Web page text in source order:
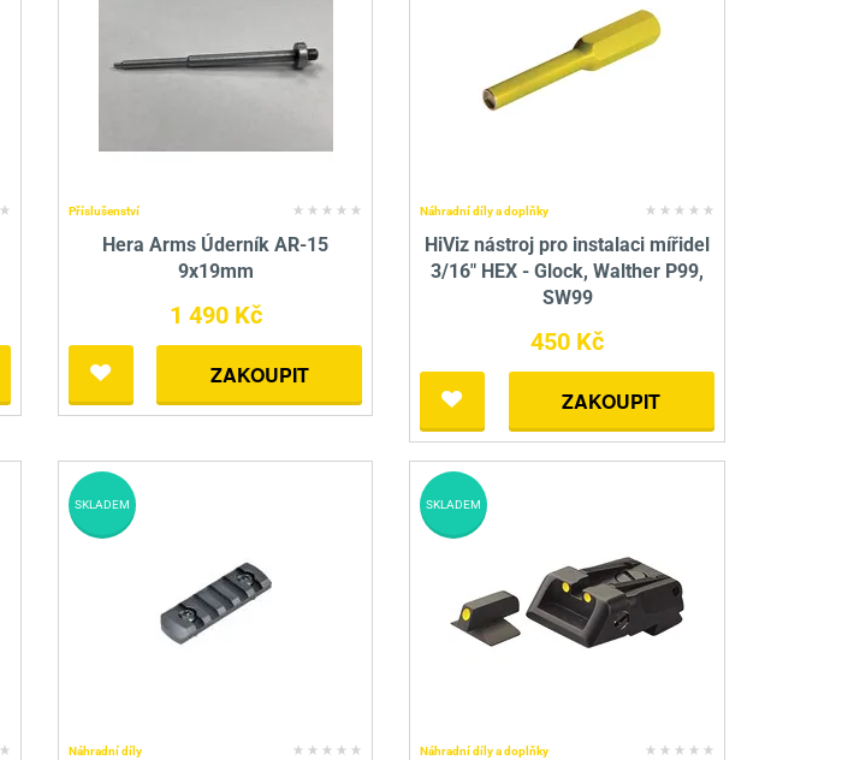
Příslušenství
Hera Arms Úderník AR-15
9x19mm
1 490 Kč
ZAKOUPIT
Náhradní díly a doplňky
HiViz nástroj pro instalaci mířidel
3/16" HEX - Glock, Walther P99,
SW99
450 Kč
ZAKOUPIT
Náhradní díly
SKLADEM
Náhradní díly a doplňky
SKLADEM